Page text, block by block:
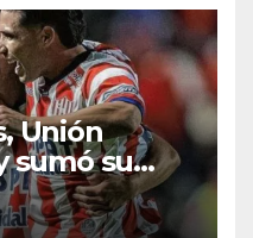
Unión
sumó su
el Clausura